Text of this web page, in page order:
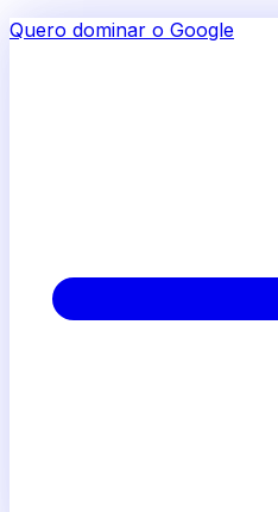
Quero dominar o Google